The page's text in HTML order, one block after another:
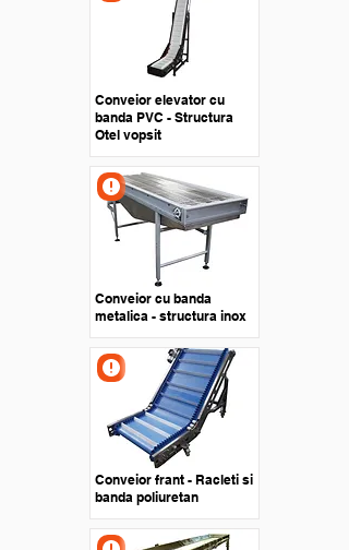
Conveior elevator cu
banda PVC - Structura
Otel vopsit
Conveior cu banda
metalica - structura inox
Conveior frant - Racleti si
banda poliuretan